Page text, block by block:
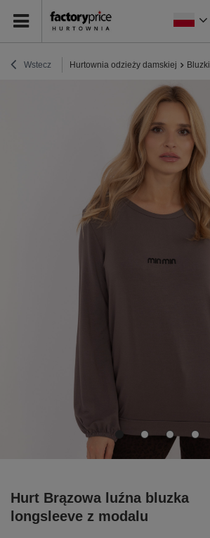
Wstecz Hurtownia odzieży damskiej Bluzki
Hurt Brązowa luźna bluzka
longsleeve z modalu